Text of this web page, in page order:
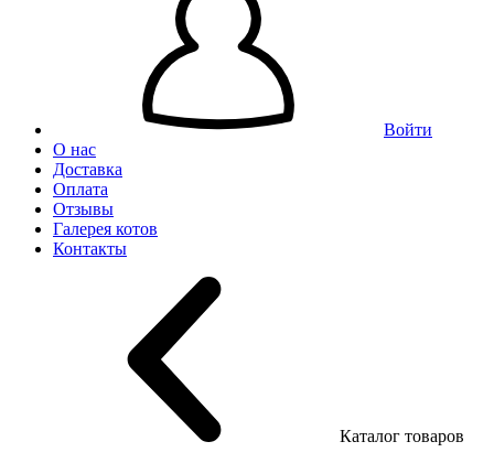
Войти
О нас
Доставка
Оплата
Отзывы
Галерея котов
Контакты
Каталог товаров